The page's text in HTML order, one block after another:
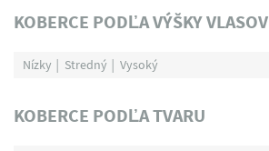
KOBERCE PODĽA VÝŠKY VLASOV
Nízky Stredný Vysoký
KOBERCE PODĽA TVARU